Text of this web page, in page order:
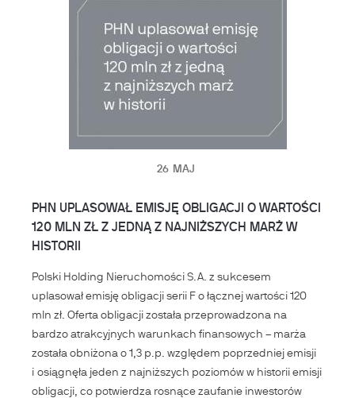
26 MAJ
PHN UPLASOWAŁ EMISJĘ OBLIGACJI O WARTOŚCI
120 MLN ZŁ Z JEDNĄ Z NAJNIŻSZYCH MARŻ W
HISTORII
Polski Holding Nieruchomości S.A. z sukcesem
uplasował emisję obligacji serii F o łącznej wartości 120
mln zł. Oferta obligacji została przeprowadzona na
bardzo atrakcyjnych warunkach finansowych – marża
została obniżona o 1,3 p.p. względem poprzedniej emisji
i osiągnęła jeden z najniższych poziomów w historii emisji
obligacji, co potwierdza rosnące zaufanie inwestorów